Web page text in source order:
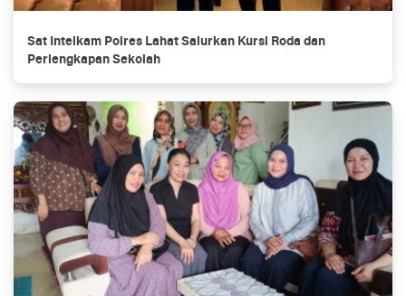
Sat Intelkam Polres Lahat Salurkan Kursi Roda dan
Perlengkapan Sekolah